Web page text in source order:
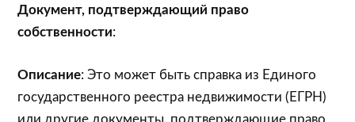
Документ, подтверждающий право
собственности:
Описание: Это может быть справка из Единого
государственного реестра недвижимости (ЕГРН)
или другие документы, подтверждающие право